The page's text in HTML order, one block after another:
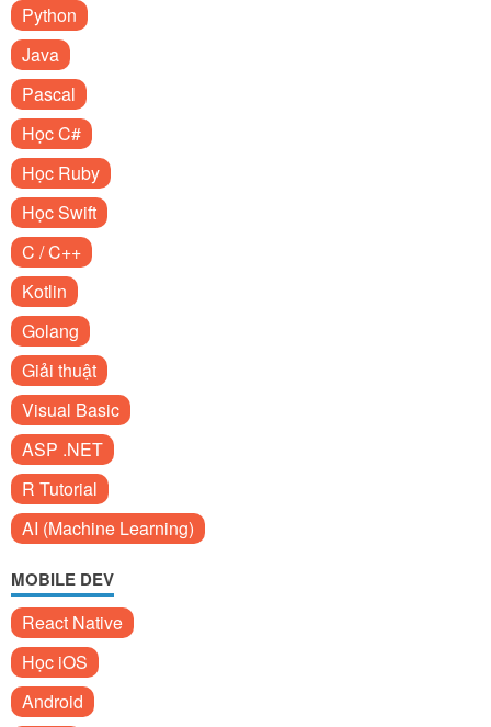
Python
Java
Pascal
Học C#
Học Ruby
Học Swift
C / C++
Kotlin
Golang
Giải thuật
Visual Basic
ASP .NET
R Tutorial
AI (Machine Learning)
MOBILE DEV
React Native
Học iOS
Android